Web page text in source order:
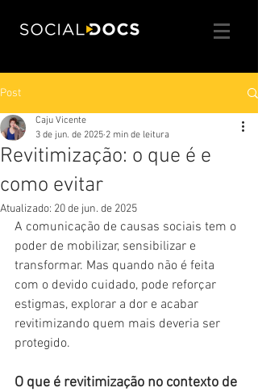
Post
Revitimização: o que é e
como evitar
Caju Vicente
3 de jun. de 2025 2 min de leitura
Atualizado: 20 de jun. de 2025
A comunicação de causas sociais tem o
poder de mobilizar, sensibilizar e
transformar. Mas quando não é feita
com o devido cuidado, pode reforçar
estigmas, explorar a dor e acabar
revitimizando quem mais deveria ser
protegido.
O que é revitimização no contexto de